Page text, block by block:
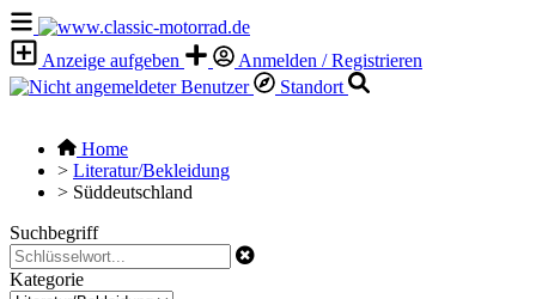
Anzeige aufgeben
Anmelden / Registrieren
Standort
Home
> Literatur/Bekleidung
> Süddeutschland
Suchbegriff
Kategorie